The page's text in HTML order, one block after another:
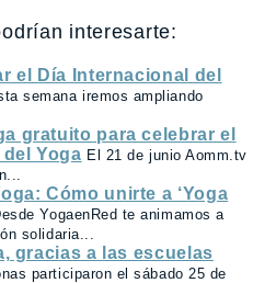
interesarte:
el Día Internacional del
semana iremos ampliando
gratuito para celebrar el
Yoga El 21 de junio Aomm.tv
Cómo unirte a ‘Yoga
YogaenRed te animamos a
solidaria...
gracias a las escuelas
participaron el sábado 25 de